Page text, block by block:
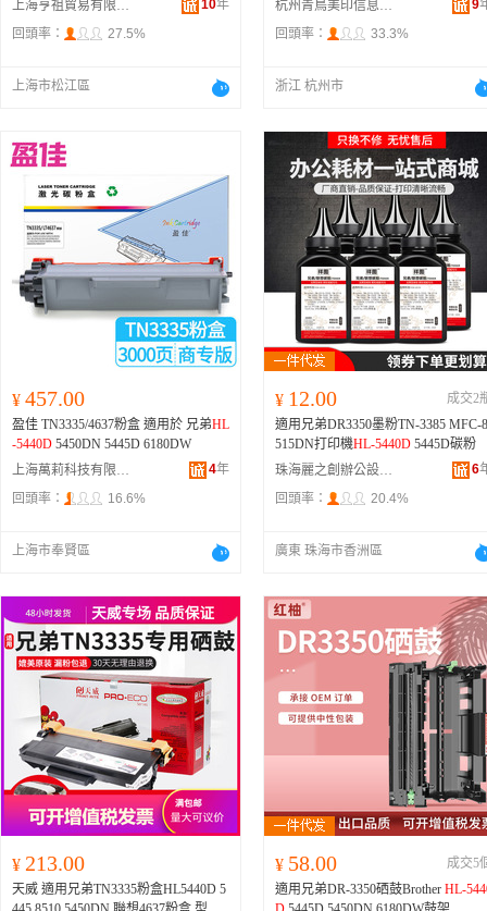
上海亨祖貿易有限公司
10年
回頭率：
27.5%
上海市松江區
杭州青鳥美印信息技術有限公司
9
回頭率：
33.3%
浙江 杭州市
¥ 457.00
盈佳 TN3335/4637粉盒 適用於 兄弟HL
-5440D 5450DN 5445D 6180DW
上海萬莉科技有限公司
4年
回頭率：
16.6%
上海市奉賢區
¥ 12.00
成交2
適用兄弟DR3350墨粉TN-3385 MFC-8
515DN打印機HL-5440D 5445D碳粉
珠海麗之創辦公設備有限公司
6
回頭率：
20.4%
廣東 珠海市香洲區
¥ 213.00
天威 適用兄弟TN3335粉盒HL5440D 5
¥ 58.00
成交5
適用兄弟DR-3350硒鼓Brother HL-